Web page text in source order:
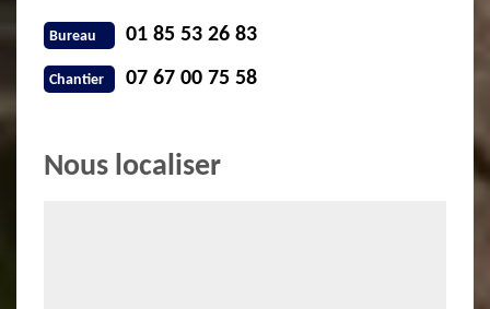
Bureau 01 85 53 26 83
Chantier 07 67 00 75 58
Nous localiser